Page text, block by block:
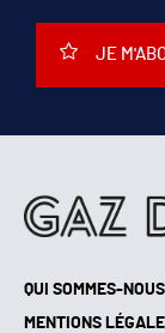
QUI SOMMES-
MENTIONS
JE